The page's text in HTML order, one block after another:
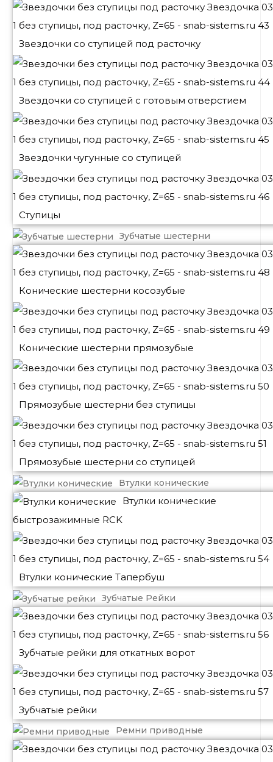
Звездочки со ступицей под расточку
Звездочки со ступицей с готовым отверстием
Звездочки чугунные со ступицей
Ступицы
Зубчатые шестерни
Конические шестерни косозубые
Конические шестерни прямозубые
Прямозубые шестерни без ступицы
Прямозубые шестерни со ступицей
Втулки конические
Втулки конические
быстрозажимные RCK
Втулки конические Тапербуш
Зубчатые Рейки
Зубчатые рейки для откатных ворот
Зубчатые рейки
Ремни приводные